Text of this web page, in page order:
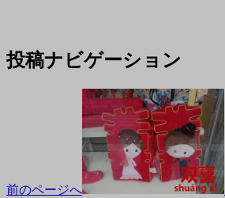
投稿ナビゲーション
前のページへ